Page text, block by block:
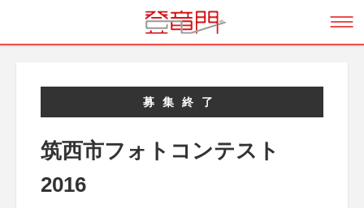
募集終了
筑西市フォトコンテスト
2016